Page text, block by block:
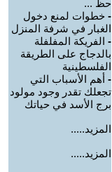
حظ ...
- خطوات لمنع دخول
الغبار في شرفة المنزل
- الفريكة المفلفلة
بالدجاج على الطريقة
الفلسطينية
- أهم الأسباب التي
تجعلك تقدر وجود مولود
برج الأسد في حياتك
المزيد.....
المزيد.....